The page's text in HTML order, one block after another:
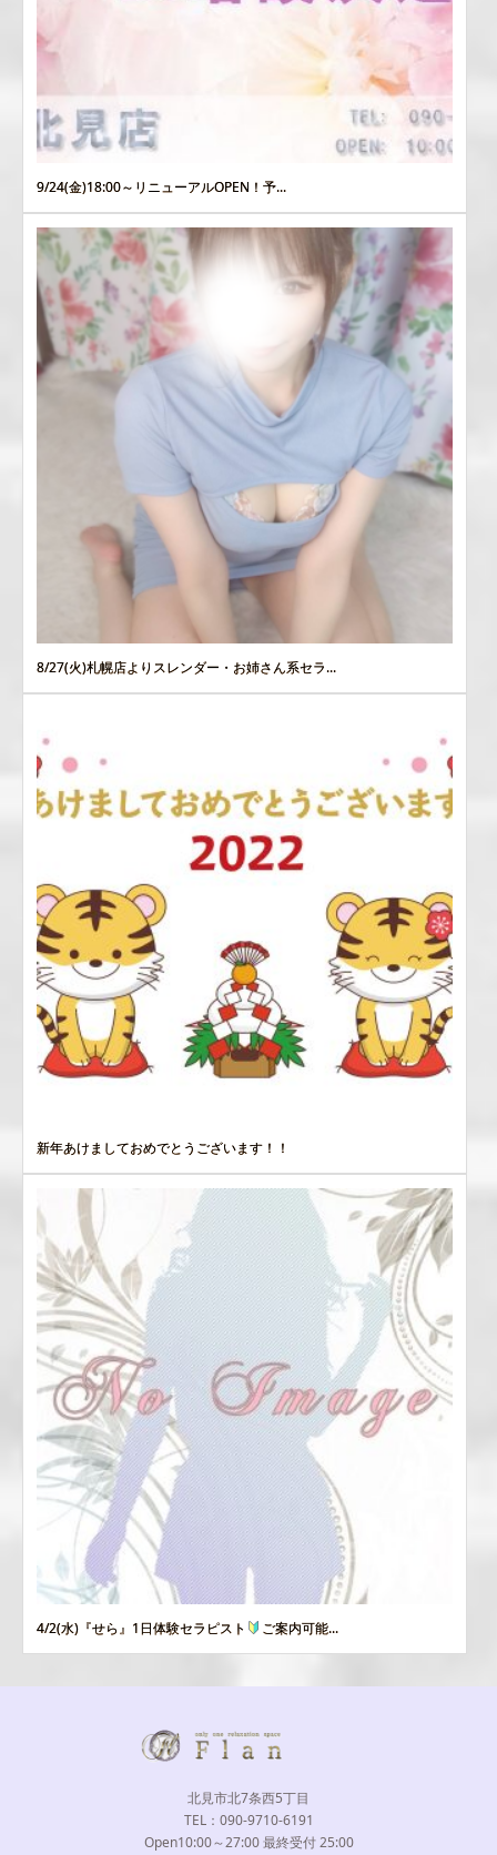
9/24(金)18:00～リニューアルOPEN！予...
8/27(火)札幌店よりスレンダー・お姉さん系セラ...
新年あけましておめでとうございます！！
4/2(水)『せら』1日体験セラピスト ご案内可能...
北見市北7条西5丁目
TEL：090-9710-6191
Open10:00～27:00 最終受付 25:00